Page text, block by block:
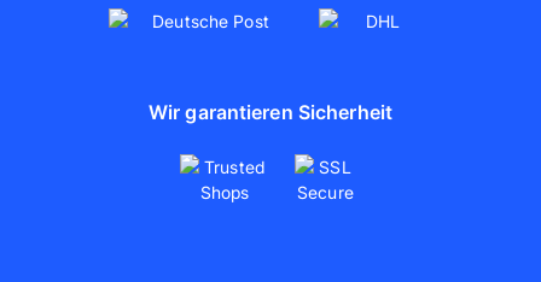
Wir garantieren Sicherheit